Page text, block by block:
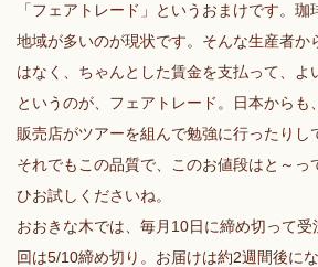
「フェアトレード」というおまけです。
地域が多いのが現状です。そんな生産者か
はなく、ちゃんとした賃金を支払って、よ
というのが、フェアトレード。日本からも
販売店がツアーを組んで勉強に行ったりし
それでもこの品質で、このお値段はと～っ
ひお試しくださいね。
おおきな木では、毎月10日に締め切って
回は5/10締め切り。お届けは約2週間後に